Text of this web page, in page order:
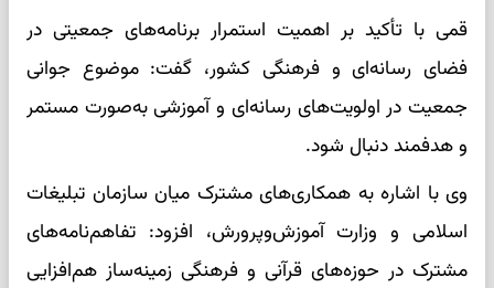
قمی با تأکید بر اهمیت استمرار برنامه‌های جمعیتی در
فضای رسانه‌ای و فرهنگی کشور، گفت: موضوع جوانی
جمعیت در اولویت‌های رسانه‌ای و آموزشی به‌صورت مستمر
و هدفمند دنبال شود.
وی با اشاره به همکاری‌های مشترک میان سازمان تبلیغات
اسلامی و وزارت آموزش‌وپرورش، افزود: تفاهم‌نامه‌های
مشترک در حوزه‌های قرآنی و فرهنگی زمینه‌ساز هم‌افزایی